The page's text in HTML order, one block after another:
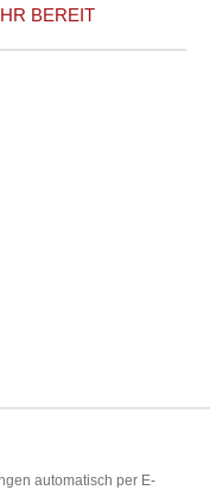
BEREIT
automatisch per E-